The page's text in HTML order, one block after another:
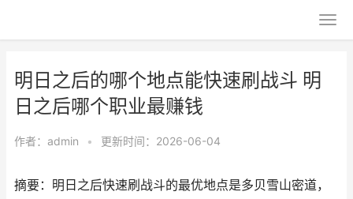
明日之后的哪个地点能快速刷战斗 明
日之后哪个职业最赚钱
作者： admin • 更新时间：2026-06-04
摘要：明日之后快速刷战斗的最优地点是多贝雪山密道，